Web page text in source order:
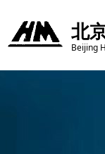
北
Beijing